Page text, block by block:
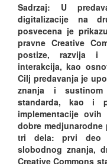
Sadrzaj: U
digitalizacije na
posvecena je
pravne Creative
postize, razvija i
interakcija, kao
Cilj predavanja je
znanja i
standarda, kao i
implementacije
dobre medjunarodne
tri dela: prvi deo
slobodnog znanja,
Creative Commons